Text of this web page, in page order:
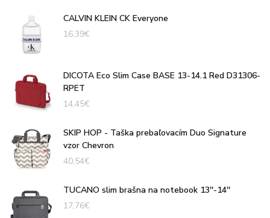
CALVIN KLEIN CK Everyone
16,39€
DICOTA Eco Slim Case BASE 13-14.1 Red D31306-
RPET
14,45€
SKIP HOP - Taška prebaľovacím Duo Signature
vzor Chevron
40,54€
TUCANO slim brašna na notebook 13''-14''
17,76€